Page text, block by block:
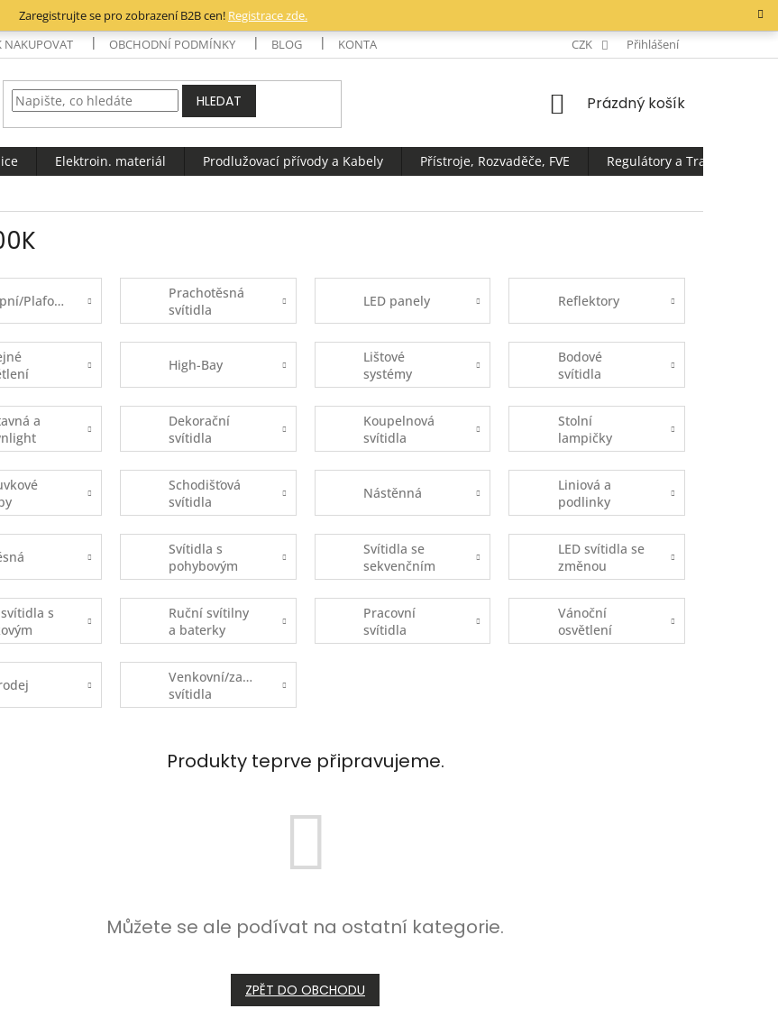
Zaregistrujte se pro zobrazení B2B cen! Registrace zde.
NAKUPOVAT OBCHODNÍ PODMÍNKY BLOG KONTAKTY CZK Přihlášení
HLEDAT
NÁKUPNÍ
Prázdný košík
Elektroin. materiál Prodlužovací přívody a Kabely Přístroje, Rozvaděče, FVE
Regulátory a
Stropní/Plafoniery
Prachotěsná
svítidla
LED panely Reflektory
High-Bay
Lištové
systémy
Bodové
svítidla
a
Dekorační
svítidla
Koupelnová
svítidla
Stolní
lampičky
Schodišťová
svítidla
Nástěnná
Liniová a
podlinky
Svítidla s
pohybovým
čidlem
Svítidla se
sekvenčním
spínáním
(DOB)
LED svítidla se
změnou
teploty
chromatičnosti
svítidla s
Ruční svítilny
a baterky
Pracovní
svítidla
Vánoční
osvětlení
Venkovní/zahradní
svítidla
Produkty teprve připravujeme.
Můžete se ale podívat na ostatní kategorie.
ZPĚT DO OBCHODU